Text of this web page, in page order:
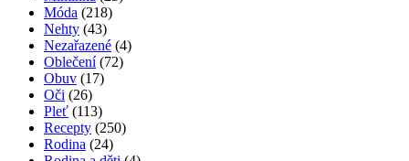
Móda (218)
Nehty (43)
Nezařazené (4)
Oblečení(72)
Obuv (17)
Oči (26)
Pleť (113)
Recepty (250)
Rodina (24)